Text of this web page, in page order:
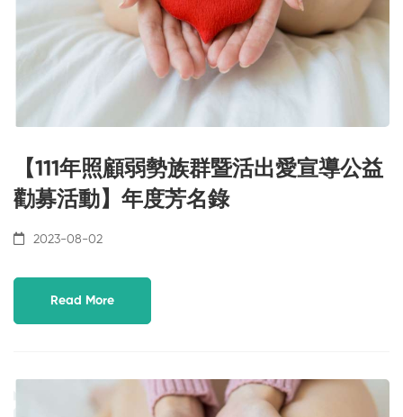
【111年照顧弱勢族群暨活出愛宣導公益
勸募活動】年度芳名錄
2023-08-02
Read More